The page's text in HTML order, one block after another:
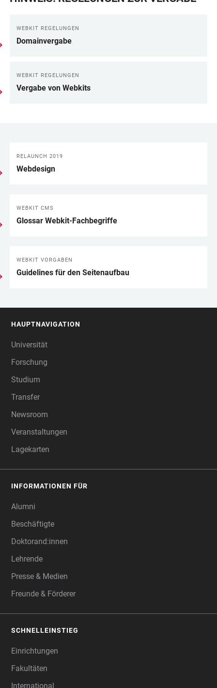
WEBKIT REGELUNGEN
Domainvergabe
WEBKIT REGELUNGEN
Vergabe von Webkits
LINKS
RELAUNCH 2019
Webdesign
WEBKIT CMS
Glossar Webkit-Fachbegriffe
WEBKIT VORGABEN
Guidelines für den Seitenaufbau
HAUPTNAVIGATION
Universität
Forschung
Studium
Transfer
Newsroom
Veranstaltungen
Lagekarten
INFORMATIONEN FÜR
Alumni
Beschäftigte
Doktorand:innen
Lehrende
Presse & Medien
Freunde & Förderer
SCHNELLEINSTIEG
Einrichtungen
Fakultäten
International